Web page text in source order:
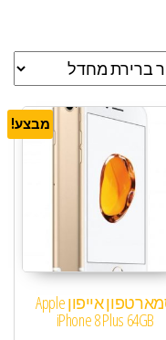
מבצע!
סמארטפון אייפון Apple
iPhone 8 Plus 64GB